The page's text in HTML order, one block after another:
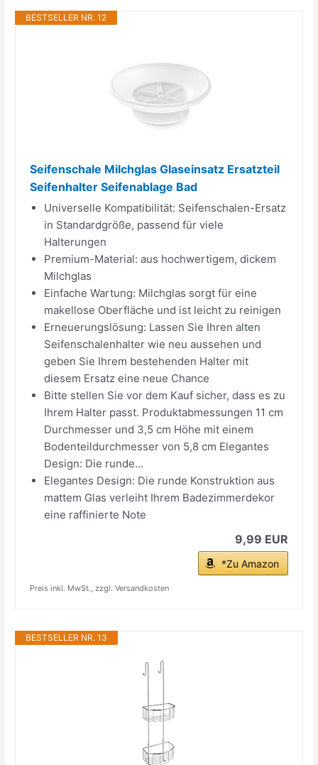
BESTSELLER NR. 12
Seifenschale Milchglas Glaseinsatz Ersatzteil
Seifenhalter Seifenablage Bad
Universelle Kompatibilität: Seifenschalen-Ersatz
in Standardgröße, passend für viele
Halterungen
Premium-Material: aus hochwertigem, dickem
Milchglas
Einfache Wartung: Milchglas sorgt für eine
makellose Oberfläche und ist leicht zu reinigen
Erneuerungslösung: Lassen Sie Ihren alten
Seifenschalenhalter wie neu aussehen und
geben Sie Ihrem bestehenden Halter mit
diesem Ersatz eine neue Chance
Bitte stellen Sie vor dem Kauf sicher, dass es zu
Ihrem Halter passt. Produktabmessungen 11 cm
Durchmesser und 3,5 cm Höhe mit einem
Bodenteildurchmesser von 5,8 cm Elegantes
Design: Die runde...
Elegantes Design: Die runde Konstruktion aus
mattem Glas verleiht Ihrem Badezimmerdekor
eine raffinierte Note
9,99 EUR
*Zu Amazon
Preis inkl. MwSt., zzgl. Versandkosten
BESTSELLER NR. 13